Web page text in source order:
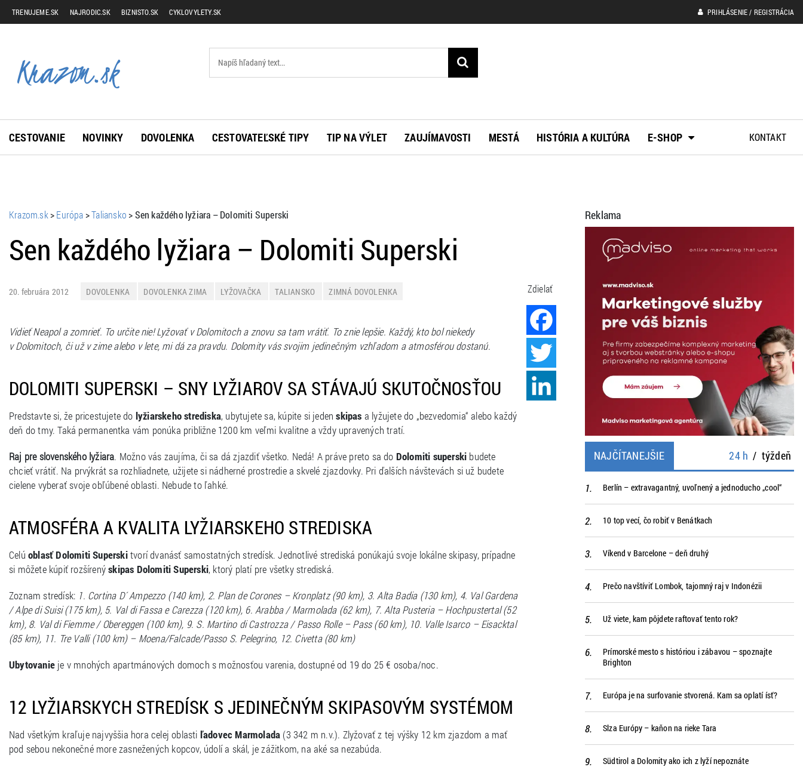
TRENUJEME.SK NAJRODIC.SK BIZNISTO.SK CYKLOVYLETY.SK PRIHLÁSENIE / REGISTRÁCIA
CESTOVANIE NOVINKY DOVOLENKA CESTOVATEĽSKÉ TIPY TIP NA VÝLET ZAUJÍMAVOSTI MESTÁ HISTÓRIA A KULTÚRA E-SHOP KONTAKT
Krazom.sk>Európa>Taliansko>Sen každého lyžiara – Dolomiti Superski
Sen každého lyžiara – Dolomiti Superski
20. februára 2012 DOVOLENKA DOVOLENKA ZIMA LYŽOVAČKA TALIANSKO ZIMNÁ DOVOLENKA
Vidieť Neapol a zomrieť. To určite nie! Lyžovať v Dolomitoch a znovu sa tam vrátiť. To znie lepšie. Každý, kto bol niekedy
v Dolomitoch, či už v zime alebo v lete, mi dá za pravdu. Dolomity vás svojim jedinečným vzhľadom a atmosférou dostanú.
DOLOMITI SUPERSKI – SNY LYŽIAROV SA STÁVAJÚ SKUTOČNOSŤOU
Predstavte si, že pricestujete do lyžiarskeho strediska, ubytujete sa, kúpite si jedenskipas a lyžujete do „bezvedomia“ alebo každý
deň do tmy. Taká permanentka vám ponúka približne 1200 km veľmi kvalitne a vždy upravených tratí.
Raj pre slovenského lyžiara. Možno vás zaujíma, či sa dá zjazdiť všetko. Nedá! A práve preto sa do Dolomiti superski budete
chcieť vrátiť. Na prvýkrát sa rozhliadnete, užijete si nádherné prostredie a skvelé zjazdovky. Pri ďalších návštevách si už budete
cielene vyberať svoje obľúbené oblasti. Nebude to ľahké.
ATMOSFÉRA A KVALITA LYŽIARSKEHO STREDISKA
Celú oblasť Dolomiti Superskitvorí dvanásť samostatných stredísk. Jednotlivé strediská ponúkajú svoje lokálne skipasy, prípadne
si môžete kúpiť rozšírenýskipas Dolomiti Superski, ktorý platí pre všetky strediská.
Zoznam stredísk: 1. Cortina D´ Ampezzo (140 km), 2. Plan de Corones – Kronplatz (90 km), 3. Alta Badia (130 km), 4. Val Gardena
/ Alpe di Suisi (175 km), 5. Val di Fassa e Carezza (120 km), 6. Arabba / Marmolada (62 km), 7. Alta Pusteria – Hochpustertal (52
km), 8. Val di Fiemme / Obereggen (100 km), 9. S. Martino di Castrozza / Passo Rolle – Pass (60 km), 10. Valle Isarco – Eisacktal
(85 km), 11. Tre Valli (100 km) – Moena/Falcade/Passo S. Pelegrino, 12. Civetta (80 km)
Ubytovanie je v mnohých apartmánových domoch s možnosťou varenia, dostupné od 19 do 25 € osoba/noc.
12 LYŽIARSKYCH STREDÍSK S JEDINEČNÝM SKIPASOVÝM SYSTÉMOM
Nad všetkým kraľuje najvyššia hora celej oblasti ľadovec Marmolada (3 342 m n.v.). Zlyžovať z tej výšky 12 km zjazdom a mať
pod sebou nekonečné more zasnežených kopcov, údolí a skál, je zážitkom, na aké sa nezabúda.
Zdielať
Reklama
NAJČÍTANEJŠIE 24 h / týždeň
Berlín – extravagantný, uvoľnený a jednoducho „cool“
10 top vecí, čo robiť v Benátkach
Víkend v Barcelone – deň druhý
Prečo navštíviť Lombok, tajomný raj v Indonézii
Už viete, kam pôjdete raftovať tento rok?
Prímorské mesto s históriou i zábavou – spoznajte
Brighton
Európa je na surfovanie stvorená. Kam sa oplatí ísť?
Slza Európy – kaňon na rieke Tara
Südtirol a Dolomity ako ich z lyží nepoznáte